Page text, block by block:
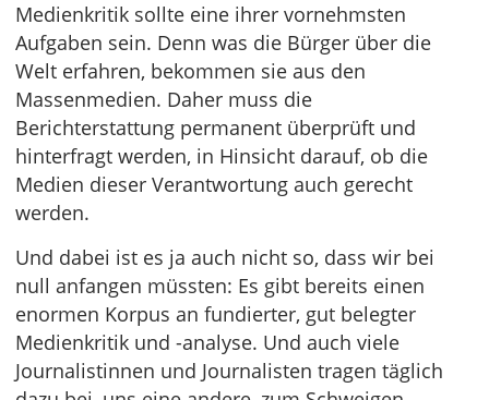
Medienkritik sollte eine ihrer vornehmsten
Aufgaben sein. Denn was die Bürger über die
Welt erfahren, bekommen sie aus den
Massenmedien. Daher muss die
Berichterstattung permanent überprüft und
hinterfragt werden, in Hinsicht darauf, ob die
Medien dieser Verantwortung auch gerecht
werden.
Und dabei ist es ja auch nicht so, dass wir bei
null anfangen müssten: Es gibt bereits einen
enormen Korpus an fundierter, gut belegter
Medienkritik und -analyse. Und auch viele
Journalistinnen und Journalisten tragen täglich